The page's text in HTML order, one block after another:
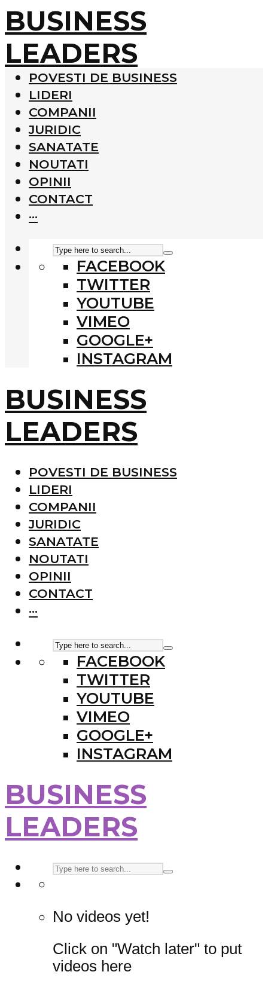
BUSINESS
LEADERS
POVESTI DE BUSINESS
LIDERI
COMPANII
JURIDIC
SANATATE
NOUTATI
OPINII
CONTACT
···
FACEBOOK
TWITTER
YOUTUBE
VIMEO
GOOGLE+
INSTAGRAM
BUSINESS
LEADERS
POVESTI DE BUSINESS
LIDERI
COMPANII
JURIDIC
SANATATE
NOUTATI
OPINII
CONTACT
···
FACEBOOK
TWITTER
YOUTUBE
VIMEO
GOOGLE+
INSTAGRAM
BUSINESS
LEADERS
No videos yet!
Click on "Watch later" to put
videos here